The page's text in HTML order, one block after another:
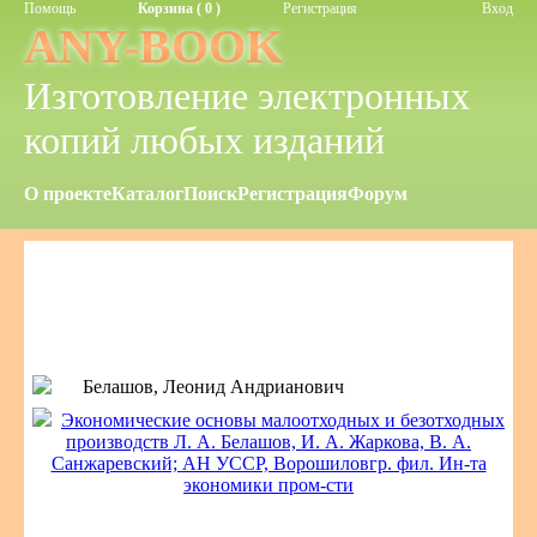
Помощь Корзина ( 0 ) Регистрация Вход
ANY-BOOK
Изготовление электронных
копий любых изданий
О проектеКаталогПоискРегистрацияФорум
Белашов, Леонид Андрианович
Экономические основы малоотходных и безотходных
производств Л. А. Белашов, И. А. Жаркова, В. А.
Санжаревский; АН УССР, Ворошиловгр. фил. Ин-та
экономики пром-сти